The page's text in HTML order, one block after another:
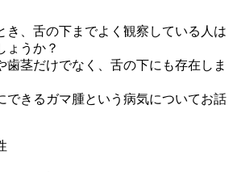
き、舌の下までよく観察している人は
ょうか？
歯茎だけでなく、舌の下にも存在しま
できるガマ腫という病気についてお話